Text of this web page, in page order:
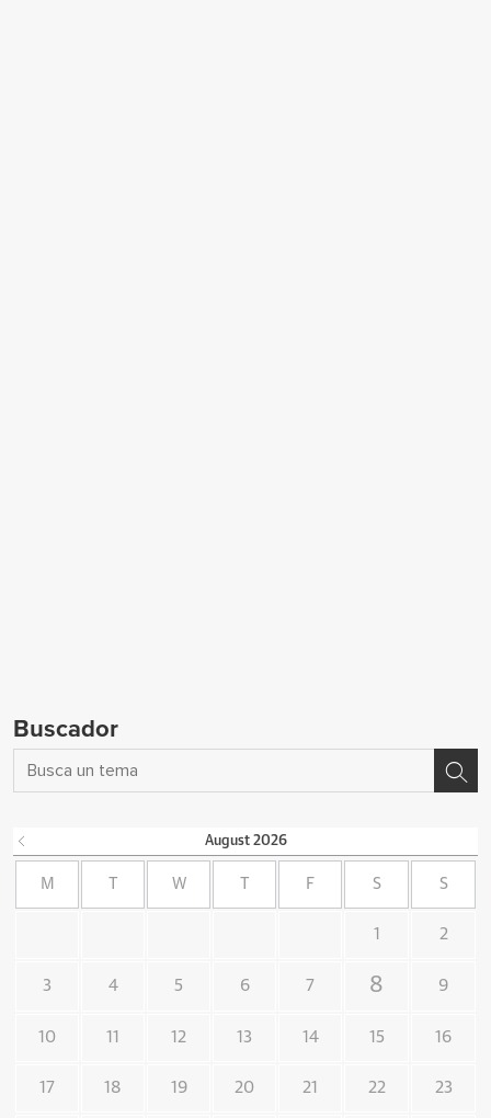
Buscador
August 2026
M W F S S
1 2
3 4 5 6 7 8 9
10 11 12 13 14 15 16
17 18 19 20 21 22 23